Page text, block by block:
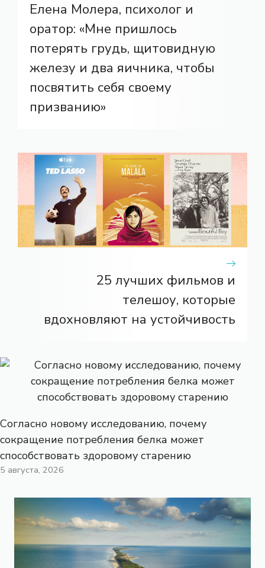
Елена Молера, психолог и
оратор: «Мне пришлось
потерять грудь, щитовидную
железу и два яичника, чтобы
посвятить себя своему
призванию»
25 лучших фильмов и
телешоу, которые
вдохновляют на устойчивость
Согласно новому исследованию, почему
сокращение потребления белка может
способствовать здоровому старению
5 августа, 2026